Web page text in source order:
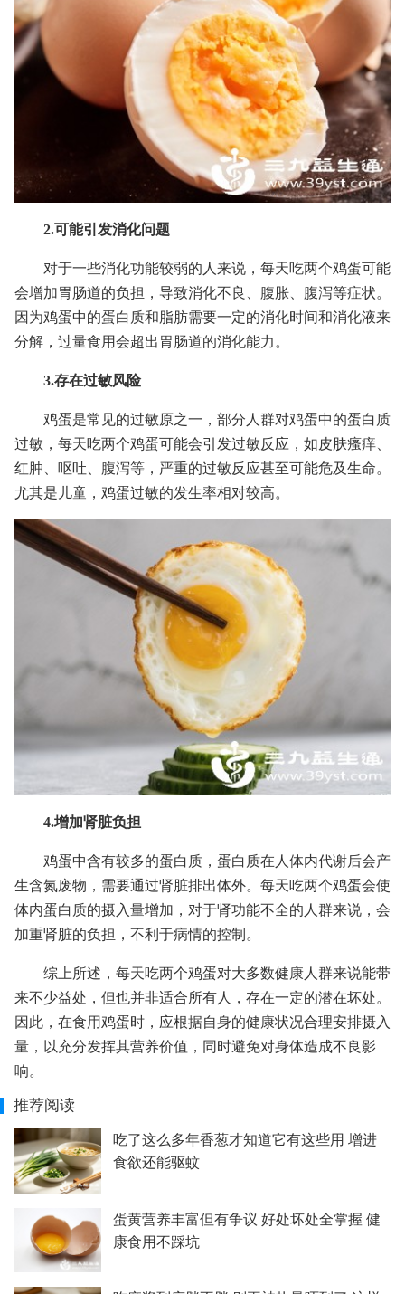
2.可能引发消化问题
对于一些消化功能较弱的人来说，每天吃两个鸡蛋可能
会增加胃肠道的负担，导致消化不良、腹胀、腹泻等症状。
因为鸡蛋中的蛋白质和脂肪需要一定的消化时间和消化液来
分解，过量食用会超出胃肠道的消化能力。
3.存在过敏风险
鸡蛋是常见的过敏原之一，部分人群对鸡蛋中的蛋白质
过敏，每天吃两个鸡蛋可能会引发过敏反应，如皮肤瘙痒、
红肿、呕吐、腹泻等，严重的过敏反应甚至可能危及生命。
尤其是儿童，鸡蛋过敏的发生率相对较高。
4.增加肾脏负担
鸡蛋中含有较多的蛋白质，蛋白质在人体内代谢后会产
生含氮废物，需要通过肾脏排出体外。每天吃两个鸡蛋会使
体内蛋白质的摄入量增加，对于肾功能不全的人群来说，会
加重肾脏的负担，不利于病情的控制。
综上所述，每天吃两个鸡蛋对大多数健康人群来说能带
来不少益处，但也并非适合所有人，存在一定的潜在坏处。
因此，在食用鸡蛋时，应根据自身的健康状况合理安排摄入
量，以充分发挥其营养价值，同时避免对身体造成不良影
响。
推荐阅读
吃了这么多年香葱才知道它有这些用 增进
食欲还能驱蚊
蛋黄营养丰富但有争议 好处坏处全掌握 健
康食用不踩坑